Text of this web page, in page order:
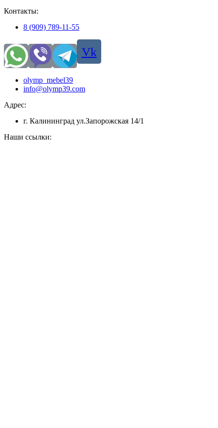
Контакты:
8 (909) 789-11-55
Vk
olymp_mebel39
info@olymp39.com
Адрес:
г. Калининград ул.Запорожская 14/1
Наши ссылки: